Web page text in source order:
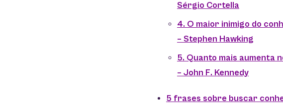
Sérgio Cortella
4. O maior inimigo do
– Stephen Hawking
5. Quanto mais aumenta
– John F. Kennedy
5 frases sobre buscar